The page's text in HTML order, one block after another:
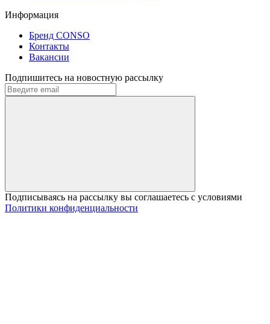
Информация
Бренд CONSO
Контакты
Вакансии
Подпишитесь на новостную рассылку
Подписываясь на рассылку вы соглашаетесь с условиями
Политики конфиденциальности